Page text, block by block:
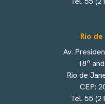
Rio
Av.
18º
Rio de
CEP:
Tel. 55